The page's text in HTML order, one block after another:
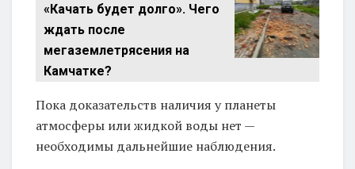
«Качать будет долго». Чего
ждать после
мегаземлетрясения на
Камчатке?
Пока доказательств наличия у планеты
атмосферы или жидкой воды нет —
необходимы дальнейшие наблюдения.